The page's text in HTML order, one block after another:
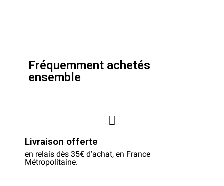
Fréquemment achetés
ensemble
Livraison offerte
en relais dès 35€ d'achat, en France
Métropolitaine.